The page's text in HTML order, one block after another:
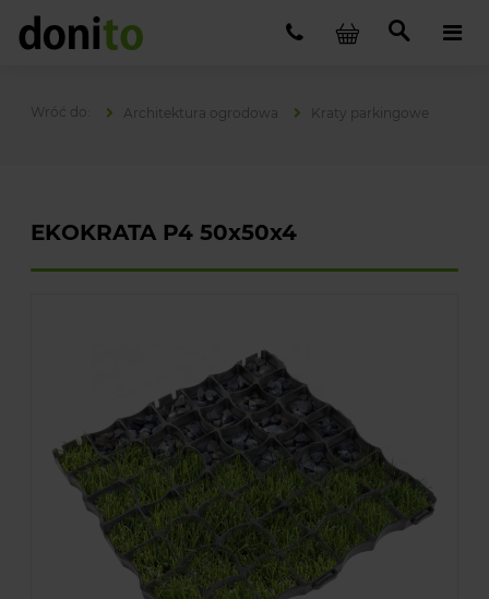
Architektura ogrodowa Kraty parkingowe
EKOKRATA P4 50x50x4